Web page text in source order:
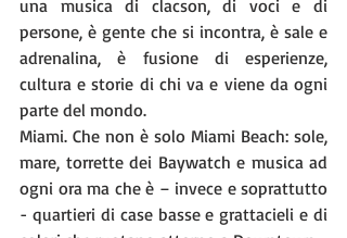
una musica di clacson, di voci e di
persone, è gente che si incontra, è sale e
adrenalina, è fusione di esperienze,
cultura e storie di chi va e viene da ogni
parte del mondo.
Miami. Che non è solo Miami Beach: sole,
mare, torrette dei Baywatch e musica ad
ogni ora ma che è – invece e soprattutto
- quartieri di case basse e grattacieli e di